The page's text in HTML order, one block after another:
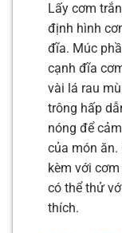
Lấy cơm
định hình
đĩa. Múc
cạnh đĩa
vài lá rau
trông hấp
nóng để
của món
kèm với
có thể thử
thích.